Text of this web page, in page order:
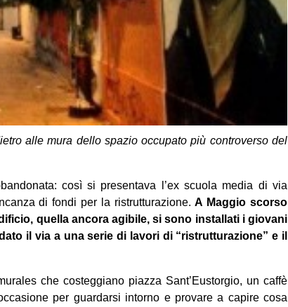
alle mura dello spazio occupato più controverso del
così si presentava l’ex scuola media di via
di fondi per la ristrutturazione. A Maggio scorso
quella ancora agibile, si sono installati i giovani
il via a una serie di lavori di “ristrutturazione” e il
che costeggiano piazza Sant’Eustorgio, un caffè
per guardarsi intorno e provare a capire cosa